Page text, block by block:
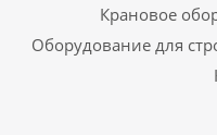
Крановое
Оборудование для